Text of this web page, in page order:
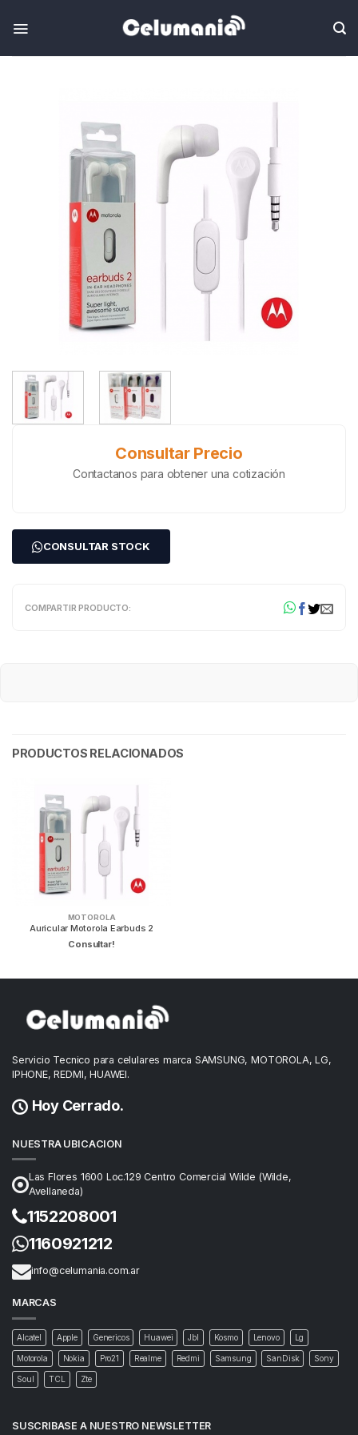
Consultar Precio
Contactanos para obtener una cotización
CONSULTAR STOCK
COMPARTIR PRODUCTO:
PRODUCTOS RELACIONADOS
MOTOROLA
Auricular Motorola Earbuds 2
Consultar!
Servicio Tecnico para celulares marca SAMSUNG, MOTOROLA, LG,
IPHONE, REDMI, HUAWEI.
Hoy Cerrado.
NUESTRA UBICACION
Las Flores 1600 Loc.129 Centro Comercial Wilde (Wilde,
Avellaneda)
1152208001
1160921212
info@celumania.com.ar
MARCAS
Alcatel Apple Genericos Huawei Jbl Kosmo Lenovo Lg
Motorola Nokia Pro21 Realme Redmi Samsung SanDisk Sony
Soul TCL Zte
SUSCRIBASE A NUESTRO NEWSLETTER